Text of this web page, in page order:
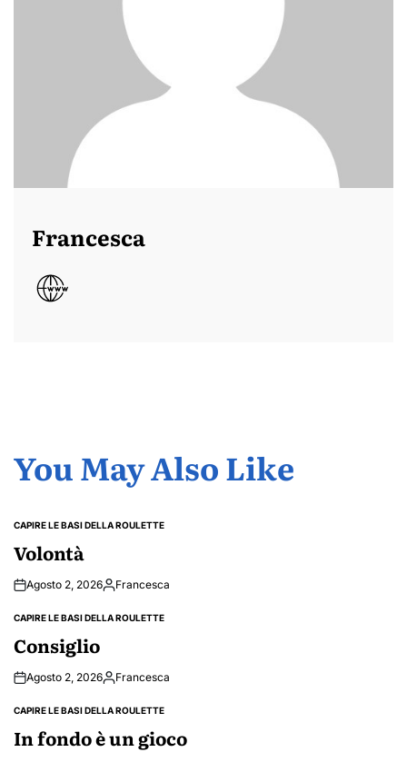
Francesca
You May Also Like
POSTED
CAPIRE LE BASI DELLA ROULETTE
Volontà
Agosto 2, 2026PostedFrancesca
POSTED
CAPIRE LE BASI DELLA ROULETTE
Consiglio
Agosto 2, 2026PostedFrancesca
POSTED
CAPIRE LE BASI DELLA ROULETTE
In fondo è un gioco